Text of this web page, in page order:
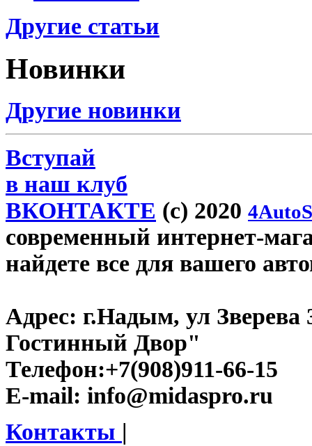
Другие статьи
Новинки
Другие новинки
Вступай
в наш клуб
ВКОНТАКТЕ (c) 2020
современный интернет-
найдете все для вашего
Адрес: г.Надым, ул
Гостинный Двор"
Телефон:+7(908)911-66-15
E-mail: info@midaspro.ru
Контакты |